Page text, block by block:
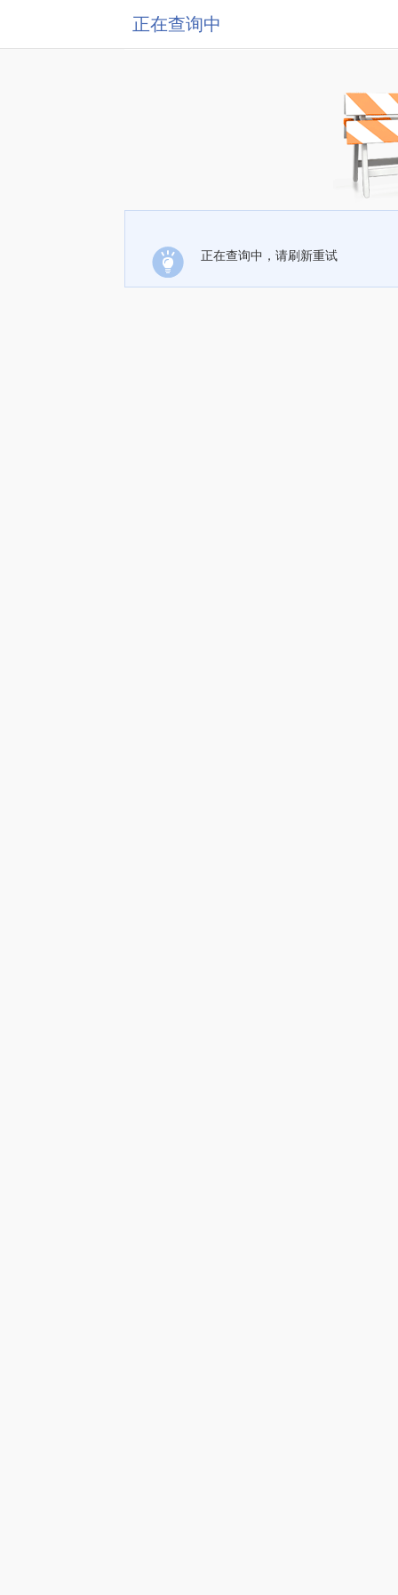
正在查询中
正在查询中，请刷新重试